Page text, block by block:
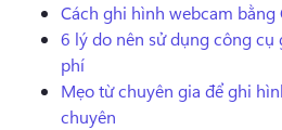
Dùng thử miễn phí
Cách ghi hình webcam bằng
6 lý do nên sử dụng công
phí
Mẹo từ chuyên gia để ghi
chuyên